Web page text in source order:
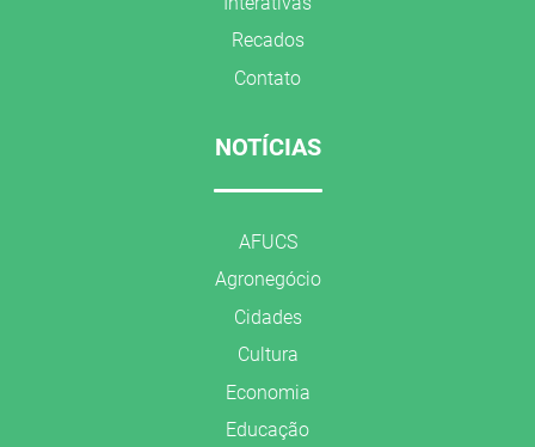
Recados
Contato
NOTÍCIAS
AFUCS
Agronegócio
Cidades
Cultura
Economia
Educação